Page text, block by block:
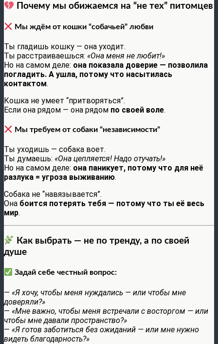
Почему мы обижаемся на “не тех” питомцев
Мы ждём от кошки “собачьей” любви
Ты гладишь кошку — она уходит.
Ты расстраиваешься: «Она меня не любит!»
Но на самом деле: она показала доверие — позволила
погладить. А ушла, потому что насытилась
контактом.
Кошка не умеет “притворяться”.
Если она рядом — она рядом по своей воле.
Мы требуем от собаки “независимости”
Ты уходишь — собака воет.
Ты думаешь: «Она цепляется! Надо отучать!»
Но на самом деле: она паникует, потому что для неё
разлука = угроза выживанию.
Собака не “навязывается”.
Она боится потерять тебя — потому что ты её весь
мир.
Как выбрать — не по тренду, а по своей
душе
Задай себе честный вопрос:
— «Я хочу, чтобы меня нуждались — или чтобы мне
доверяли?»
— «Мне важно, чтобы меня встречали с восторгом — или
чтобы мне давали пространство?»
— «Я готов заботиться без ожиданий — или мне нужно
видеть благодарность?»